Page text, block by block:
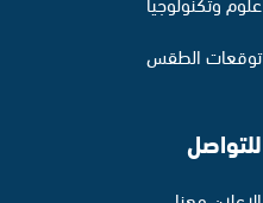
توقعات الطقس
للتواصل